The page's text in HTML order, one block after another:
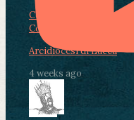
Condividi su Facebook
Condividi su LinkedIn
Arcidiocesi di Lucca
4 weeks ago